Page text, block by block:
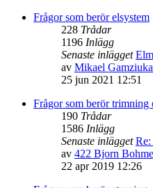
Frågor som berör elsystem
228 Trådar
1196 Inlägg
Senaste inlägget
av Mikael
25 jun 2021 12:51
Frågor som berör trimning
190 Trådar
1586 Inlägg
Senaste inlägget
av 422 Bjorn Bohme
22 apr 2019 12:26